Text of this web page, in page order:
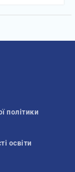
політики
освіти